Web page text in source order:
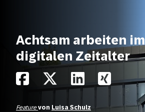
Achtsam arbeiten im
digitalen Zeitalter
Featurevon Luisa Schulz